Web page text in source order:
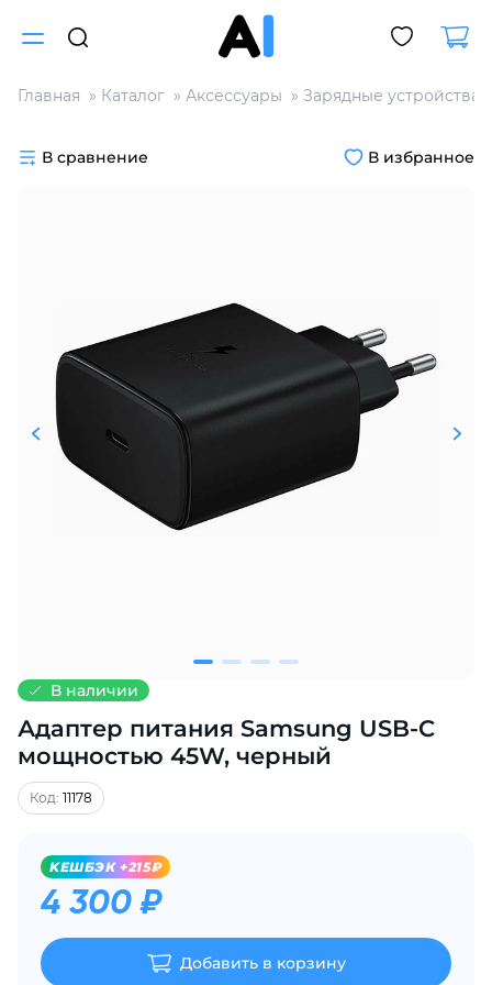
Главная Каталог Аксессуары Зарядные устройства
В наличии
Адаптер питания Samsung USB-C
мощностью 45W, черный
Код: 11178
KЕШБЭК +215₽
4 300 ₽
Добавить в корзину
В сравнение В избранное
Разбейте
График платежей
25 %
Добавляйте товары
% картой любого банка
Получайте товар
выбранный способом
списываться
по25%каждые 2 недели
Подробнее